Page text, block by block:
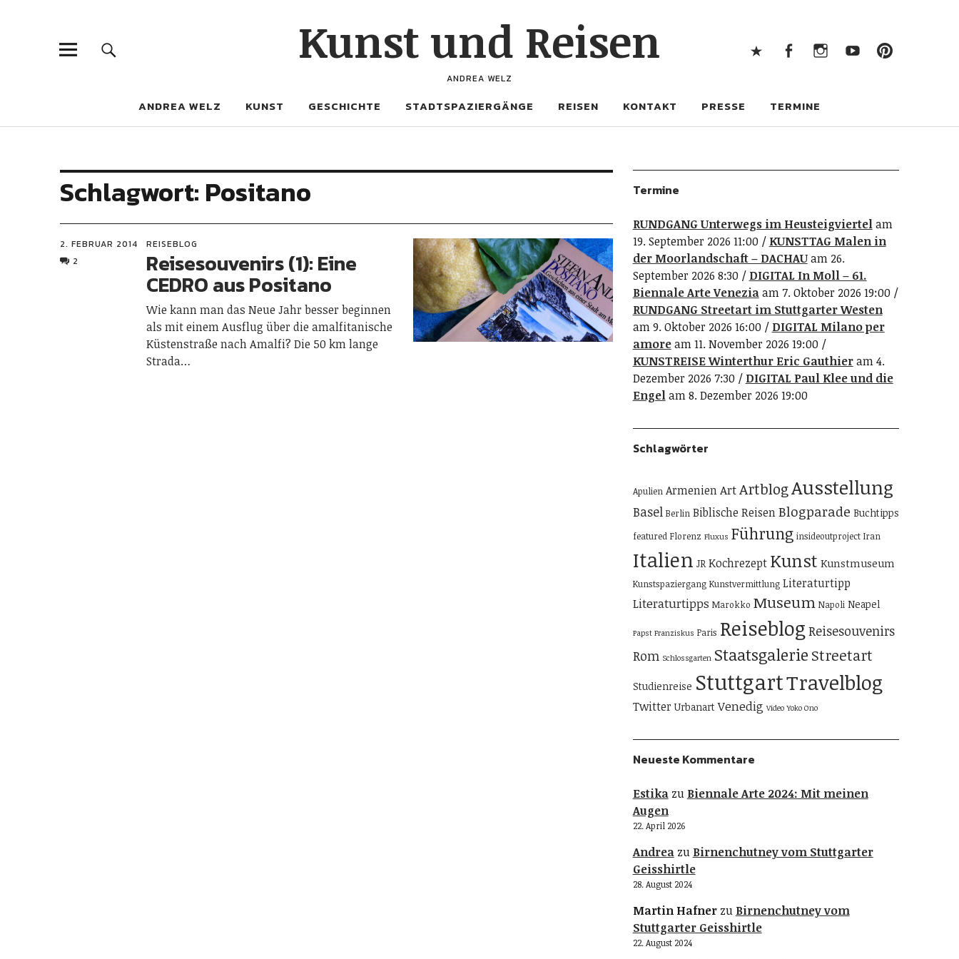
Kunst und Reisen
ANDREA WELZ
ANDREA WELZ KUNST GESCHICHTE STADTSPAZIERGÄNGE REISEN KONTAKT PRESSE TERMINE
Schlagwort: Positano
2. FEBRUAR 2014
2
REISEBLOG
Reisesouvenirs (1): Eine
CEDRO aus Positano
Wie kann man das Neue Jahr besser beginnen
als mit einem Ausflug über die amalfitanische
Küstenstraße nach Amalfi? Die 50 km lange
Strada…
Termine
RUNDGANG Unterwegs im Heusteigviertelam
19. September 2026 11:00
KUNSTTAG Malen in
der Moorlandschaft – DACHAUam 26.
September 2026 8:30
DIGITAL In Moll – 61.
Biennale Arte Veneziaam 7. Oktober 2026 19:00
RUNDGANG Streetart im Stuttgarter Westen
am 9. Oktober 2026 16:00
DIGITAL Milano per
amoream 11. November 2026 19:00
KUNSTREISE Winterthur Eric Gauthieram 4.
Dezember 2026 7:30
DIGITAL Paul Klee und die
Engelam 8. Dezember 2026 19:00
Schlagwörter
Apulien ArmenienArtArtblogAusstellung
Basel Berlin Biblische ReisenBlogparade Buchtipps
featured Florenz Fluxus Führung insideoutproject Iran
Italien JR Kochrezept Kunst Kunstmuseum
Kunstspaziergang Kunstvermittlung Literaturtipp
Literaturtipps Marokko Museum Napoli Neapel
Papst Franziskus Paris Reiseblog Reisesouvenirs
Rom Schlossgarten Staatsgalerie Streetart
Studienreise StuttgartTravelblog
Twitter Urbanart Venedig Video Yoko Ono
Neueste Kommentare
Estikazu Biennale Arte 2024: Mit meinen
Augen
22. April 2026
Andreazu Birnenchutney vom Stuttgarter
Geisshirtle
28. August 2024
Martin Hafnerzu Birnenchutney vom
Stuttgarter Geisshirtle
22. August 2024